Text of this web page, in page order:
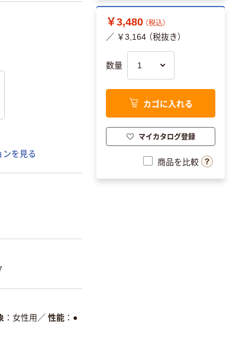
ンを見る
女性用 ／ 性能
●
￥3,480 （税込）
／ ￥3,164 （税抜き）
数量
カゴに入れる
マイカタログ登録
商品を比較